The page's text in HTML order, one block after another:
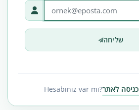
שליחה
Hesabınız var mı?כניסה לאתר